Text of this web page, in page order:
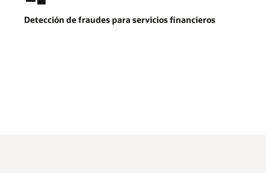
Detección de fraudes para servicios financieros